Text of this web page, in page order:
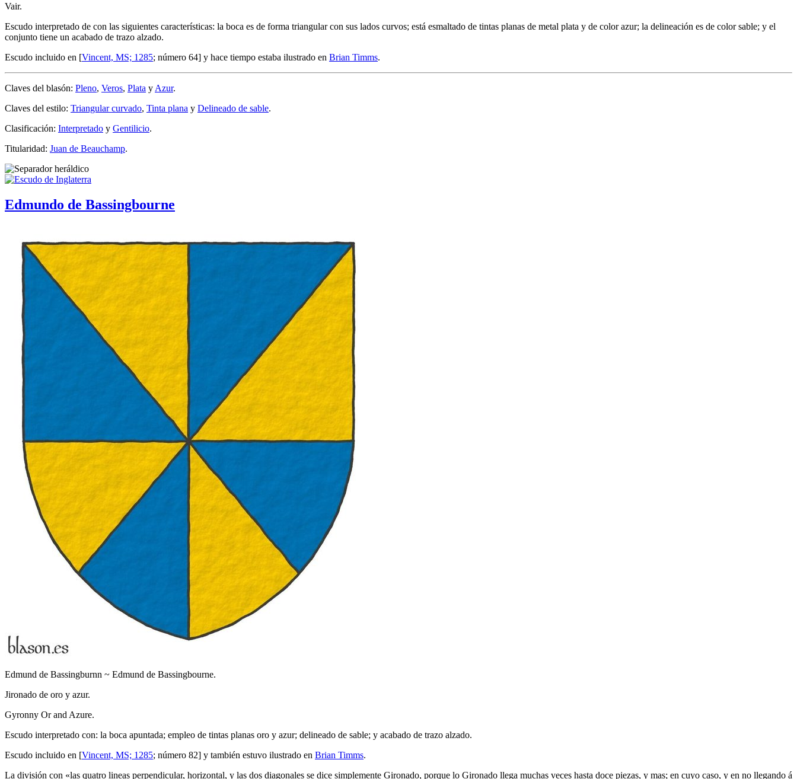
Vair.
Escudo interpretado de con las siguientes características: la boca es de forma triangular con sus lados curvos; está esmaltado de tintas planas de metal plata y de color azur; la delineación es de color sable; y el
conjunto tiene un acabado de trazo alzado.
Escudo incluido en [Vincent, MS; 1285; número 64] y hace tiempo estaba ilustrado en Brian Timms.
Claves del blasón: Pleno, Veros, Plata y Azur.
Claves del estilo: Triangular curvado, Tinta plana y Delineado de sable.
Clasificación: Interpretado y Gentilicio.
Titularidad: Juan de Beauchamp.
Edmundo de Bassingbourne
Edmund de Bassingburnn ~ Edmund de Bassingbourne.
Jironado de oro y azur.
Gyronny Or and Azure.
Escudo interpretado con: la boca apuntada; empleo de tintas planas oro y azur; delineado de sable; y acabado de trazo alzado.
Escudo incluido en [Vincent, MS; 1285; número 82] y también estuvo ilustrado en Brian Timms.
La división con «las quatro lineas perpendicular, horizontal, y las dos diagonales se dice simplemente Gironado, porque lo Gironado llega muchas veces hasta doce piezas, y mas; en cuyo caso, y en no llegando á